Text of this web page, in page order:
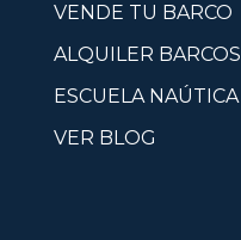
VENDE TU BARCO
ALQUILER BARCOS
ESCUELA NAÚTICA
VER BLOG